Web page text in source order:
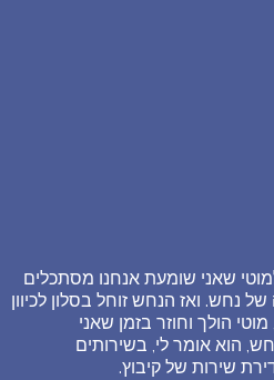
שאני שומעת אנחנו מסתכלים
ואז הנחש זוחל בסלון לכיוון
הולך וחוזר בזמן שאני
הוא אומר לי, בשירותים
שירות של קיבוץ.